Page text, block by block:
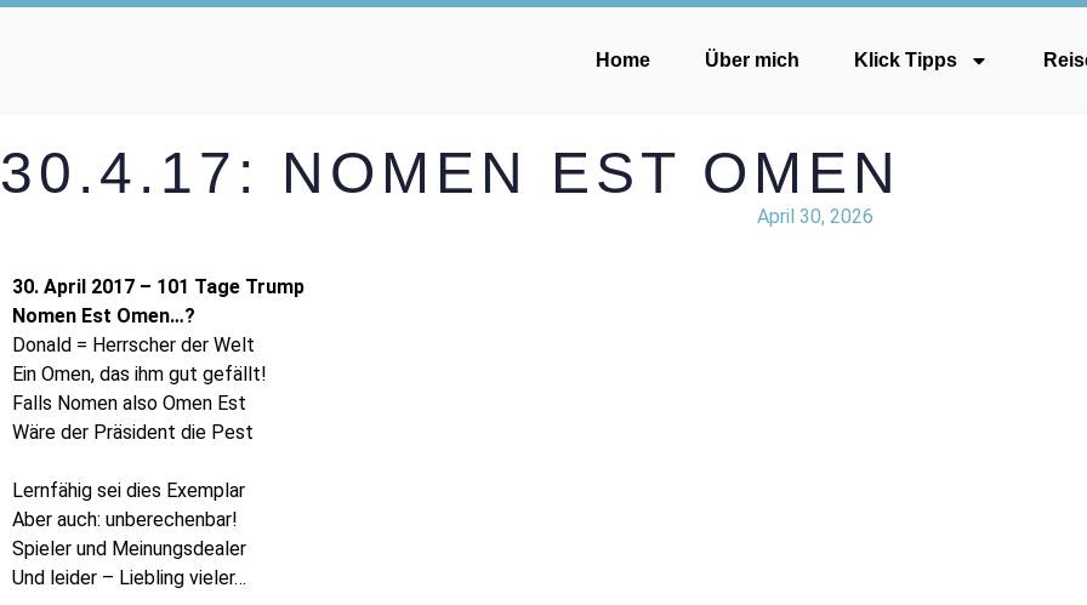
Home Über mich Klick Tipps
30.4.17: NOMEN EST OMEN
April 30, 2026
30. April 2017 – 101 Tage Trump
Nomen Est Omen…?
Donald = Herrscher der Welt
Ein Omen, das ihm gut gefällt!
Falls Nomen also Omen Est
Wäre der Präsident die Pest
Lernfähig sei dies Exemplar
Aber auch: unberechenbar!
Spieler und Meinungsdealer
Und leider – Liebling vieler…